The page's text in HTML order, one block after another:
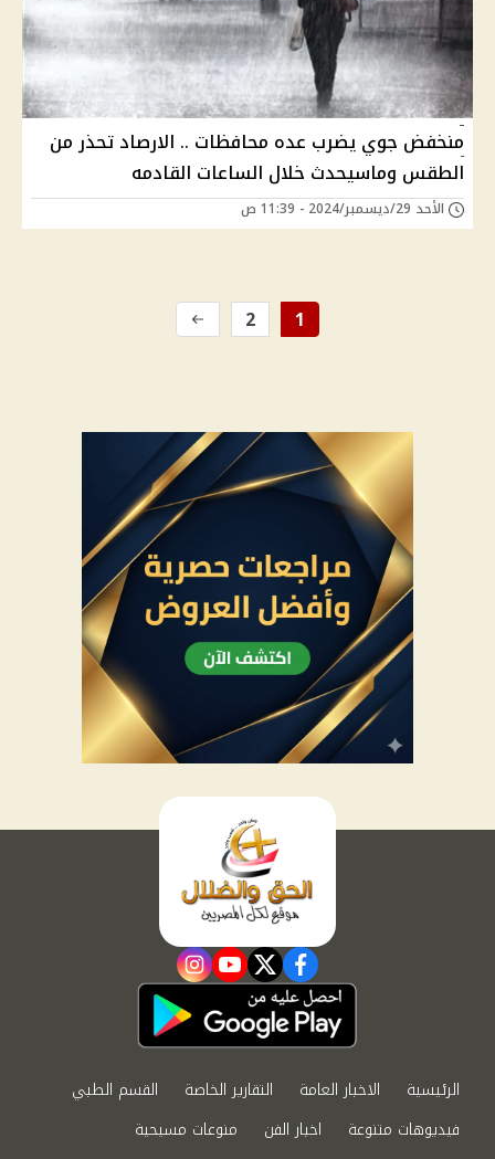
منخفض جوي يضرب عده محافظات .. الارصاد تحذر من
الطقس وماسيحدث خلال الساعات القادمه
الأحد 29/ديسمبر/2024 - 11:39 ص
1
2
facebook
twitter
youtube
instagram
الرئيسية الاخبار العامة التقارير الخاصة
القسم الطبي
فيديوهات متنوعة
اخبار الفن
منوعات مسيحية